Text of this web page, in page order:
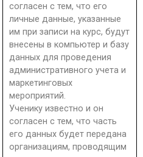
согласен с тем, что его
личные данные, указанные
им при записи на курс, будут
внесены в компьютер и базу
данных для проведения
административного учета и
маркетинговых
мероприятий.
Ученику известно и он
согласен с тем, что часть
его данных будет передана
организациям, проводящим